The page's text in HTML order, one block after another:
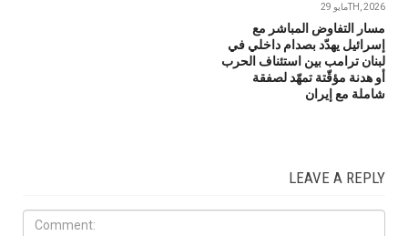
مايو 29TH, 2026
مسار التفاوض المباشر مع
إسرائيل يهدّد بصدام داخلي في
لبنان ترامب بين استئناف الحرب
أو هدنة مؤقّتة تمهّد لصفقة
شاملة مع إيران
LEAVE A REPLY